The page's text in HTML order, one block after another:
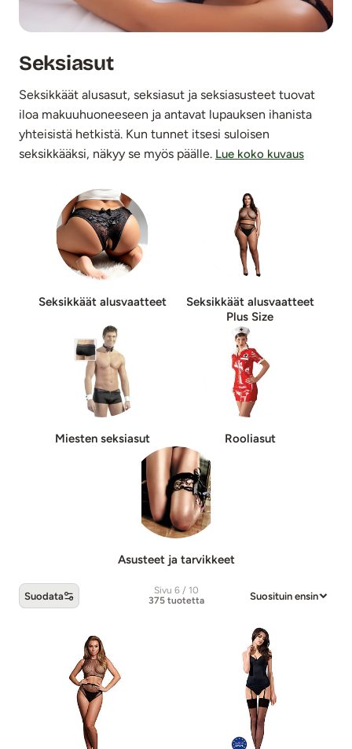
Seksiasut
Seksikkäät alusasut, seksiasut ja seksiasusteet tuovat
iloa makuuhuoneeseen ja antavat lupauksen ihanista
yhteisistä hetkistä. Kun tunnet itsesi suloisen
seksikkääksi, näkyy se myös päälle. Lue koko kuvaus
Seksikkäät alusvaatteet
Seksikkäät alusvaatteet
Plus Size
Miesten sek­sia­sut Rooliasut
Asusteet ja tarvikkeet
Suodata
Sivu 6 / 10
375 tuotetta
Suosituin ensin
Seksiasut -tuotteet